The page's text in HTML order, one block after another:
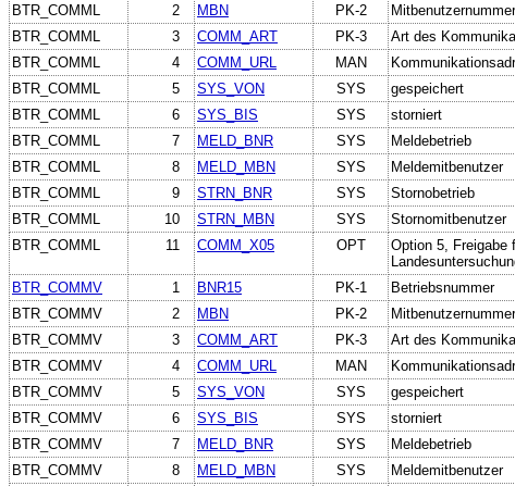
BTR_COMML
2 MBN PK-2 Mitbenutzernummer
BTR_COMML
3 COMM_ART PK-3 Art des
BTR_COMML
4 COMM_URL MAN
BTR_COMML
5 SYS_VON SYS gespeichert
BTR_COMML
6 SYS_BIS SYS storniert
BTR_COMML
7 MELD_BNR SYS Meldebetrieb
BTR_COMML
8 MELD_MBN SYS Meldemitbenutzer
BTR_COMML
9 STRN_BNR SYS Stornobetrieb
BTR_COMML
10 STRN_MBN SYS Stornomitbenutzer
BTR_COMML
11 COMM_X05 OPT
Option 5, Freigabe
BTR_COMMV 1 BNR15 PK-1 Betriebsnummer
BTR_COMMV
2 MBN PK-2 Mitbenutzernummer
BTR_COMMV
3 COMM_ART PK-3 Art des
BTR_COMMV
4 COMM_URL MAN
BTR_COMMV
5 SYS_VON SYS gespeichert
BTR_COMMV
6 SYS_BIS SYS storniert
BTR_COMMV
7 MELD_BNR SYS Meldebetrieb
BTR_COMMV
8 MELD_MBN SYS Meldemitbenutzer